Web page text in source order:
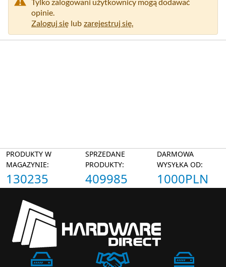
Tylko zalogowani użytkownicy mogą dodawać
opinie.
Zaloguj się lub zarejestruj się.
PRODUKTY W
MAGAZYNIE:
130235
SPRZEDANE
PRODUKTY:
409985
DARMOWA
WYSYŁKA OD:
1000PLN